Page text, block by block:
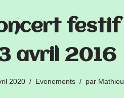
festif
avril 2016
2020 Evenements par Mathieu